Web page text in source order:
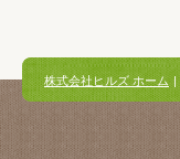
株式会社ヒルズ ホーム |